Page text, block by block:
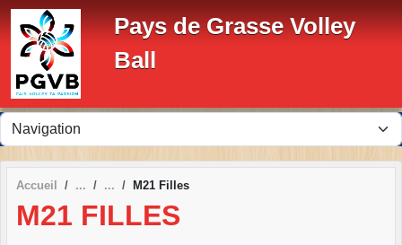
Pays de Grasse Volley
Ball
Accueil M21 Filles
M21 FILLES
Panneau de gestion des cookies